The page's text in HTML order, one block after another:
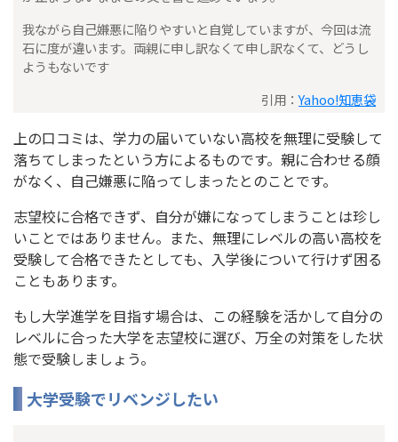
我ながら自己嫌悪に陥りやすいと自覚していますが、今回は流
石に度が違います。両親に申し訳なくて申し訳なくて、どうし
ようもないです
引用：Yahoo!知恵袋
上の口コミは、学力の届いていない高校を無理に受験して
落ちてしまったという方によるものです。親に合わせる顔
がなく、自己嫌悪に陥ってしまったとのことです。
志望校に合格できず、自分が嫌になってしまうことは珍し
いことではありません。また、無理にレベルの高い高校を
受験して合格できたとしても、入学後について行けず困る
こともあります。
もし大学進学を目指す場合は、この経験を活かして自分の
レベルに合った大学を志望校に選び、万全の対策をした状
態で受験しましょう。
大学受験でリベンジしたい